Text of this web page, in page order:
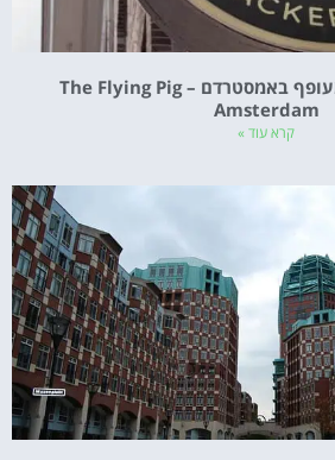
אכסניית החזיר המעופף באמסטרדם – The Flying Pig
Amsterdam
קרא עוד »